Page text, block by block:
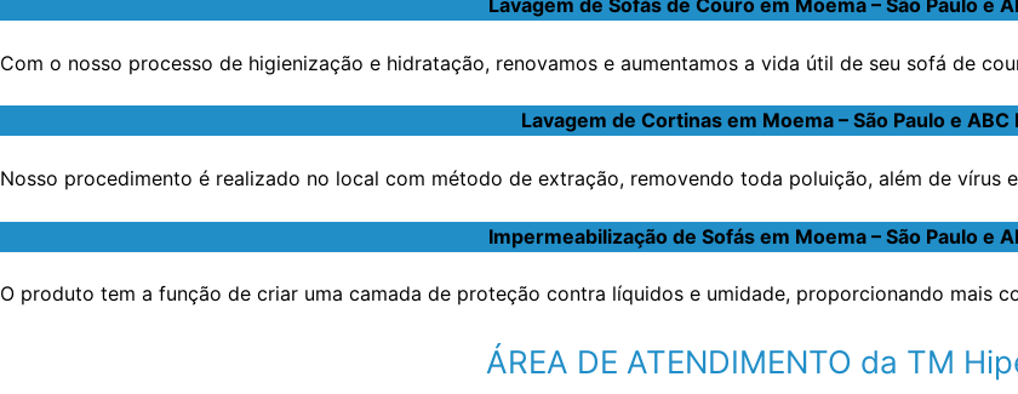
Lavagem de Sofás de Couro em Moema – São Paulo e
Com o nosso processo de higienização e hidratação, renovamos e aumentamos a vida útil de seu sofá de
Lavagem de Cortinas em Moema – São Paulo e ABC
Nosso procedimento é realizado no local com método de extração, removendo toda poluição, além de vírus
Impermeabilização de Sofás em Moema – São Paulo e
O produto tem a função de criar uma camada de proteção contra líquidos e umidade, proporcionando mais
ÁREA DE ATENDIMENTO da TM